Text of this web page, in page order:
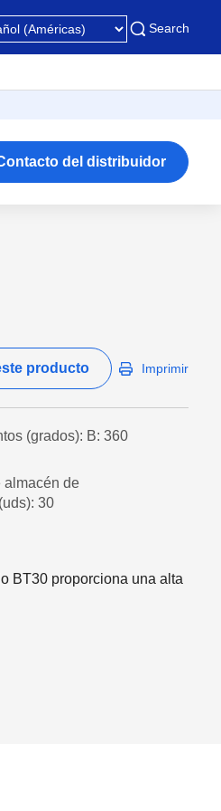
Search
del distribuidor
producto Imprimir
(grados): B: 360
almacén de
30
BT30 proporciona una alta